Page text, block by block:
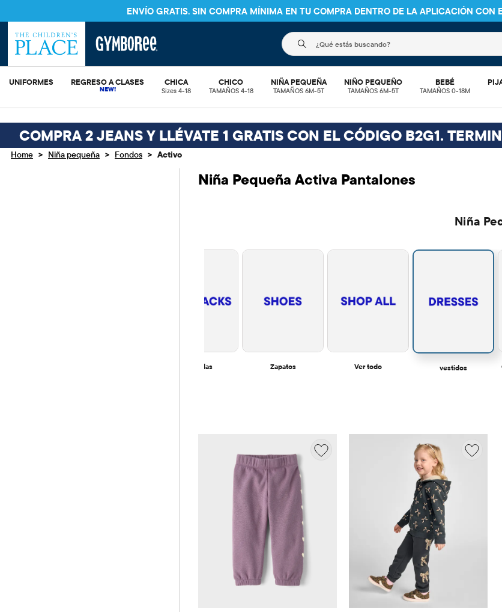
ENVÍO GRATIS. SIN COMPRA MÍNIMA EN TU COMPRA DENTRO DE LA APLICACIÓN CON
El siguiente campo de búsqueda filtra las
UNIFORMES REGRESO A CLASES CHICA
Sizes 4-18
CHICO
TAMAÑOS 4-18
NIÑA PEQUEÑA
TAMAÑOS 6M-5T
NIÑO PEQUEÑO
TAMAÑOS 6M-5T
BEBÉ
TAMAÑOS 0-18M
COMPRA 2 JEANS Y LLÉVATE 1 GRATIS CON EL CÓDIGO B2G1.
Home > Niña pequeña > Fondos > Activo
Niña Pequeña Activa Pantalones
Niña
Mochilas Zapatos Ver todo vestidos